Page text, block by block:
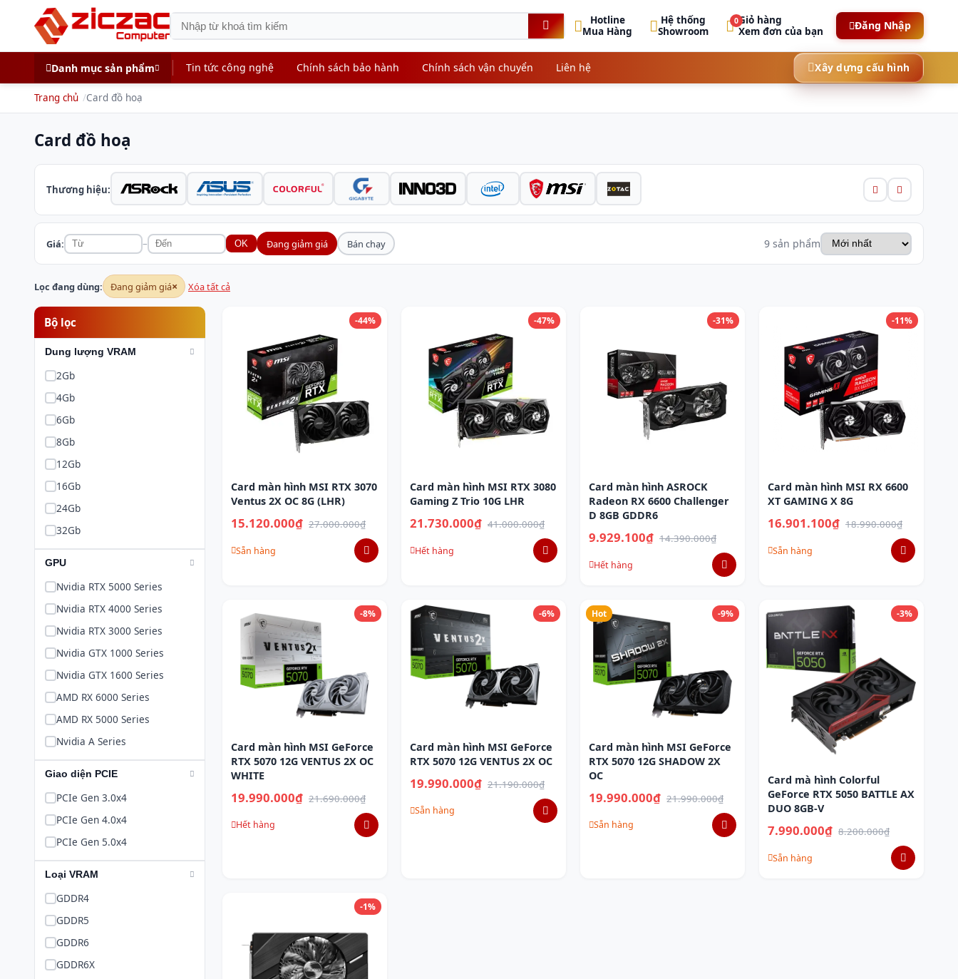
Hotline
Mua Hàng
Hệ thống
Showroom
0Giỏ hàng
Xem đơn của bạn
Đăng Nhập
Danh mục sản phẩm Tin tức công nghệ Chính sách bảo hành Chính sách vận chuyển Liên hệ Xây dựng cấu hình
Trang chủ Card đồ hoạ
Card đồ hoạ
Thương hiệu:
Giá: – OK Đang giảm giá Bán chạy 9 sản phẩm
Lọc đang dùng: Đang giảm giá× Xóa tất cả
Bộ lọc
Dung lượng VRAM
2Gb
4Gb
6Gb
8Gb
12Gb
16Gb
24Gb
32Gb
GPU
Nvidia RTX 5000 Series
Nvidia RTX 4000 Series
Nvidia RTX 3000 Series
Nvidia GTX 1000 Series
Nvidia GTX 1600 Series
AMD RX 6000 Series
AMD RX 5000 Series
Nvidia A Series
Giao diện PCIE
PCIe Gen 3.0x4
PCIe Gen 4.0x4
PCIe Gen 5.0x4
Loại VRAM
GDDR4
GDDR5
GDDR6
GDDR6X
-44%
Card màn hình MSI RTX 3070
Ventus 2X OC 8G (LHR)
15.120.000₫ 27.000.000₫
Sẵn hàng
-47%
Card màn hình MSI RTX 3080
Gaming Z Trio 10G LHR
21.730.000₫ 41.000.000₫
Hết hàng
-31%
Card màn hình ASROCK
Radeon RX 6600 Challenger
D 8GB GDDR6
9.929.100₫ 14.390.000₫
Hết hàng
-11%
Card màn hình MSI RX 6600
XT GAMING X 8G
16.901.100₫ 18.990.000₫
Sẵn hàng
-8%
Card màn hình MSI GeForce
RTX 5070 12G VENTUS 2X OC
WHITE
19.990.000₫ 21.690.000₫
Hết hàng
-6%
Card màn hình MSI GeForce
RTX 5070 12G VENTUS 2X OC
19.990.000₫ 21.190.000₫
Sẵn hàng
-9%
Hot
Card màn hình MSI GeForce
RTX 5070 12G SHADOW 2X
OC
19.990.000₫ 21.990.000₫
Sẵn hàng
-3%
Card mà hình Colorful
GeForce RTX 5050 BATTLE AX
DUO 8GB-V
7.990.000₫ 8.200.000₫
Sẵn hàng
-1%